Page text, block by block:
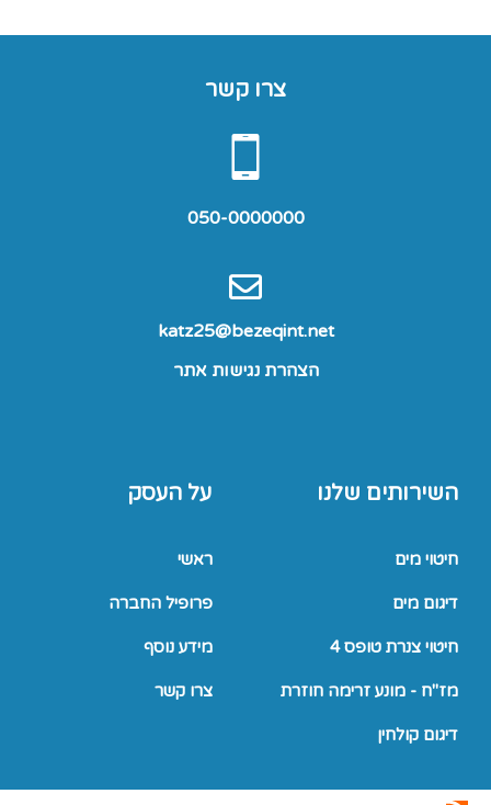
צרו קשר
050-0000000
katz25@bezeqint.net
הצהרת נגישות אתר
השירותים שלנו
חיטוי מים
דיגום מים
חיטוי צנרת טופס 4
מז"ח - מונע זרימה חוזרת
דיגום קולחין
על העסק
ראשי
פרופיל החברה
מידע נוסף
צרו קשר